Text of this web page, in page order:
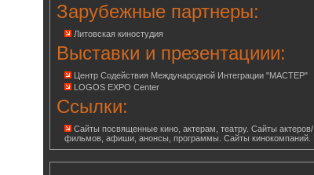
Зарубежные партнеры:
Литовская киностудия
Выставки и презентациии:
Центр Содействия Международной Интеграции "МАСТЕР"
LOGOS EXPO Center
Ссылки:
Сайты посвященные кино, актерам, театру. Сайты актеров/
фильмов, афиши, анонсы, программы. Сайты кинокомпаний.